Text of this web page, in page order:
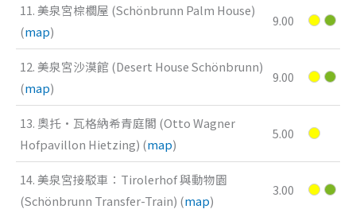
11. 美泉宮棕櫚屋 (Schönbrunn Palm House)
(map)
9.00
12. 美泉宮沙漠館 (Desert House Schönbrunn)
(map)
9.00
13. 奧托·瓦格納希青庭閣 (Otto Wagner
Hofpavillon Hietzing) (map)
5.00
14. 美泉宮接駁車：Tirolerhof 與動物園
(Schönbrunn Transfer-Train) (map)
3.00